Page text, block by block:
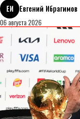
ЕИ
Евгений Ибрагимов
06 августа 2026